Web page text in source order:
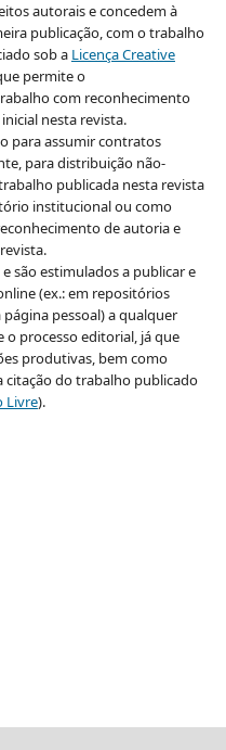
autorais e concedem à
publicação, com o trabalho
sob a Licença Creative
permite o
com reconhecimento
nesta revista.
para assumir contratos
para distribuição não-
publicada nesta revista
institucional ou como
de autoria e
são estimulados a publicar e
(ex.: em repositórios
pessoal) a qualquer
processo editorial, já que
produtivas, bem como
citação do trabalho publicado
Livre).